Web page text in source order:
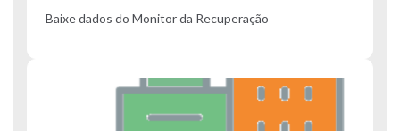
Baixe dados do Monitor da Recuperação